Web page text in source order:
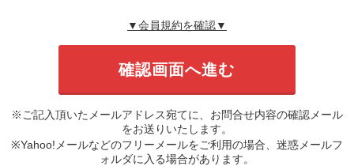
▼会員規約を確認▼
※ご記入頂いたメールアドレス宛てに、お問合せ内容の確認メール
をお送りいたします。
※Yahoo!メールなどのフリーメールをご利用の場合、迷惑メールフ
ォルダに入る場合があります。